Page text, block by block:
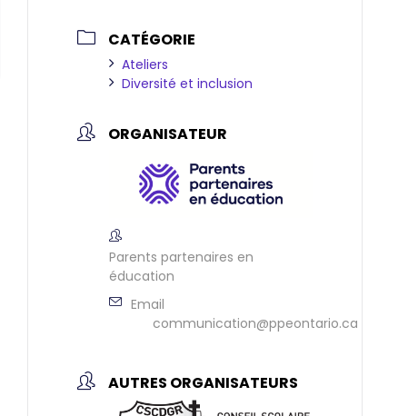
CATÉGORIE
Ateliers
Diversité et inclusion
ORGANISATEUR
Parents partenaires en
éducation
Email
communication@ppeontario.ca
AUTRES ORGANISATEURS